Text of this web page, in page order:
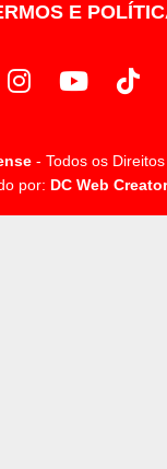
E
- Todos os
por: DC Web